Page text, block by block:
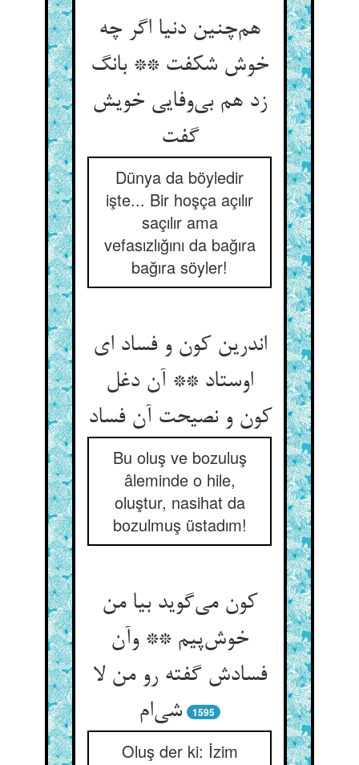
هم‌چنین دنیا اگر چه
خوش شکفت ** بانگ
زد هم بی‌وفایی خویش
گفت
Dünya da böyledir
işte... Bir hoşça açılır
saçılır ama
vefasızlığını da bağıra
bağıra söyler!
اندرین کون و فساد ای
اوستاد ** آن دغل
کون و نصیحت آن فساد
Bu oluş ve bozuluş
âleminde o hile,
oluştur, nasihat da
bozulmuş üstadım!
کون می‌گوید بیا من
خوش‌پیم ** وآن
فسادش گفته رو من لا
شی‌ام
1595
Oluş der ki: İzim